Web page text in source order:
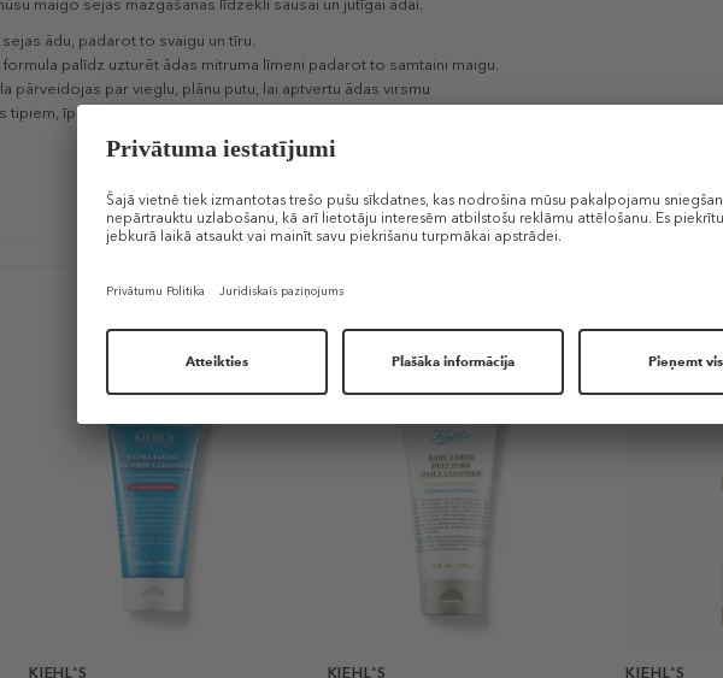
maigo sejas mazgāšanas līdzekli sausai un jutīgai ādai.
ādu, padarot to svaigu un tīru.
formula palīdz uzturēt ādas mitruma līmeni padarot to samtaini maigu.
pārveidojas par vieglu, plānu putu, lai aptvertu ādas virsmu
tipiem, īpaši sausai vai jutīgai ādai
Līdzīgi produkti
KIEHL'S
KIEHL'S
KIEHL'S